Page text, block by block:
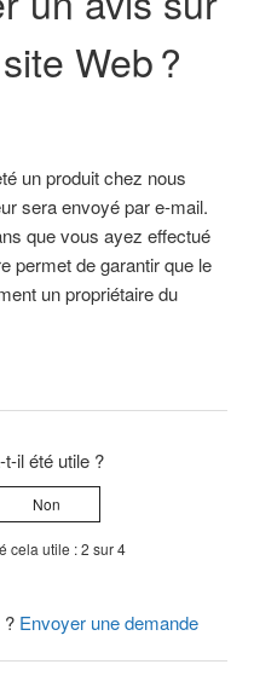
Web ?
un produit chez nous
sera envoyé par e-mail.
que vous ayez effectué
permet de garantir que le
un propriétaire du
il été utile ?
Non
cela utile : 2 sur 4
? Envoyer une demande